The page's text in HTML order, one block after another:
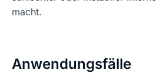
macht.
Anwendungsfälle